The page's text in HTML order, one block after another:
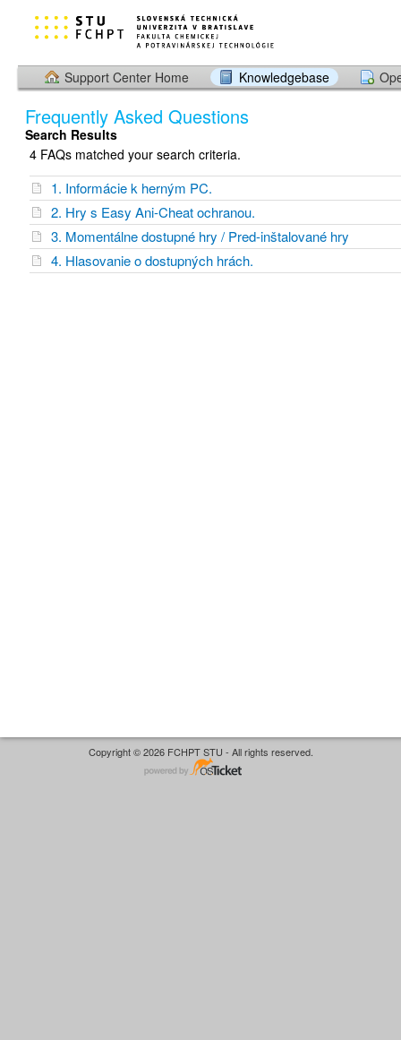
Support Center Home Knowledgebase
Frequently Asked Questions
Search Results
4 FAQs matched your search criteria.
1. Informácie k herným PC.
2. Hry s Easy Ani-Cheat ochranou.
3. Momentálne dostupné hry / Pred-inštalované hry
4. Hlasovanie o dostupných hrách.
Copyright © 2026 FCHPT STU - All rights reserved.